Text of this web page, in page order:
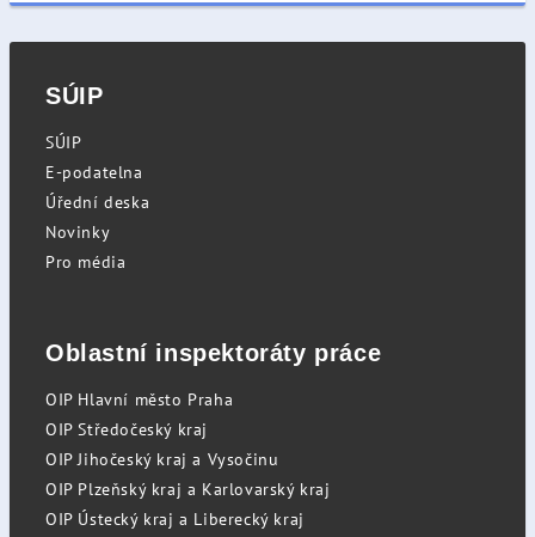
SÚIP
SÚIP
E-podatelna
Úřední deska
Novinky
Pro média
Oblastní inspektoráty práce
OIP Hlavní město Praha
OIP Středočeský kraj
OIP Jihočeský kraj a Vysočinu
OIP Plzeňský kraj a Karlovarský kraj
OIP Ústecký kraj a Liberecký kraj